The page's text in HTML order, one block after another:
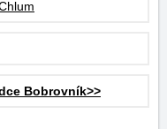
Bobrovník>>